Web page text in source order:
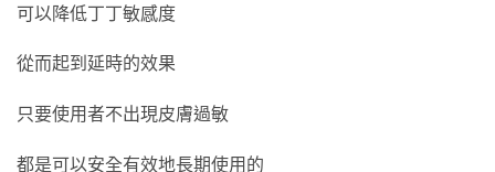
可以降低丁丁敏感度
從而起到延時的效果
只要使用者不出現皮膚過敏
都是可以安全有效地長期使用的